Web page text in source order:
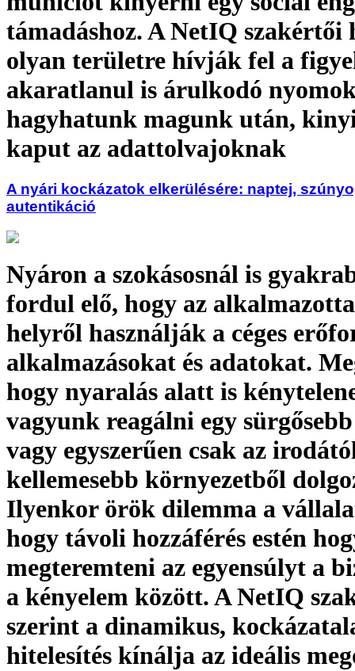
támadáshoz. A NetIQ szakértői
olyan területre hívják fel a
akaratlanul is árulkodó
hagyhatunk magunk után,
kaput az adattolvajoknak
A nyári kockázatok elkerülésére: naptej,
autentikáció
Nyáron a szokásosnál is
fordul elő, hogy az
helyről használják a céges
alkalmazásokat és adatokat.
hogy nyaralás alatt is
vagyunk reagálni egy
vagy egyszerűen csak az
kellemesebb környezetből
Ilyenkor örök dilemma a
hogy távoli hozzáférés estén
megteremteni az egyensúlyt a
a kényelem között. A NetIQ
szerint a dinamikus,
hitelesítés kínálja az ideális